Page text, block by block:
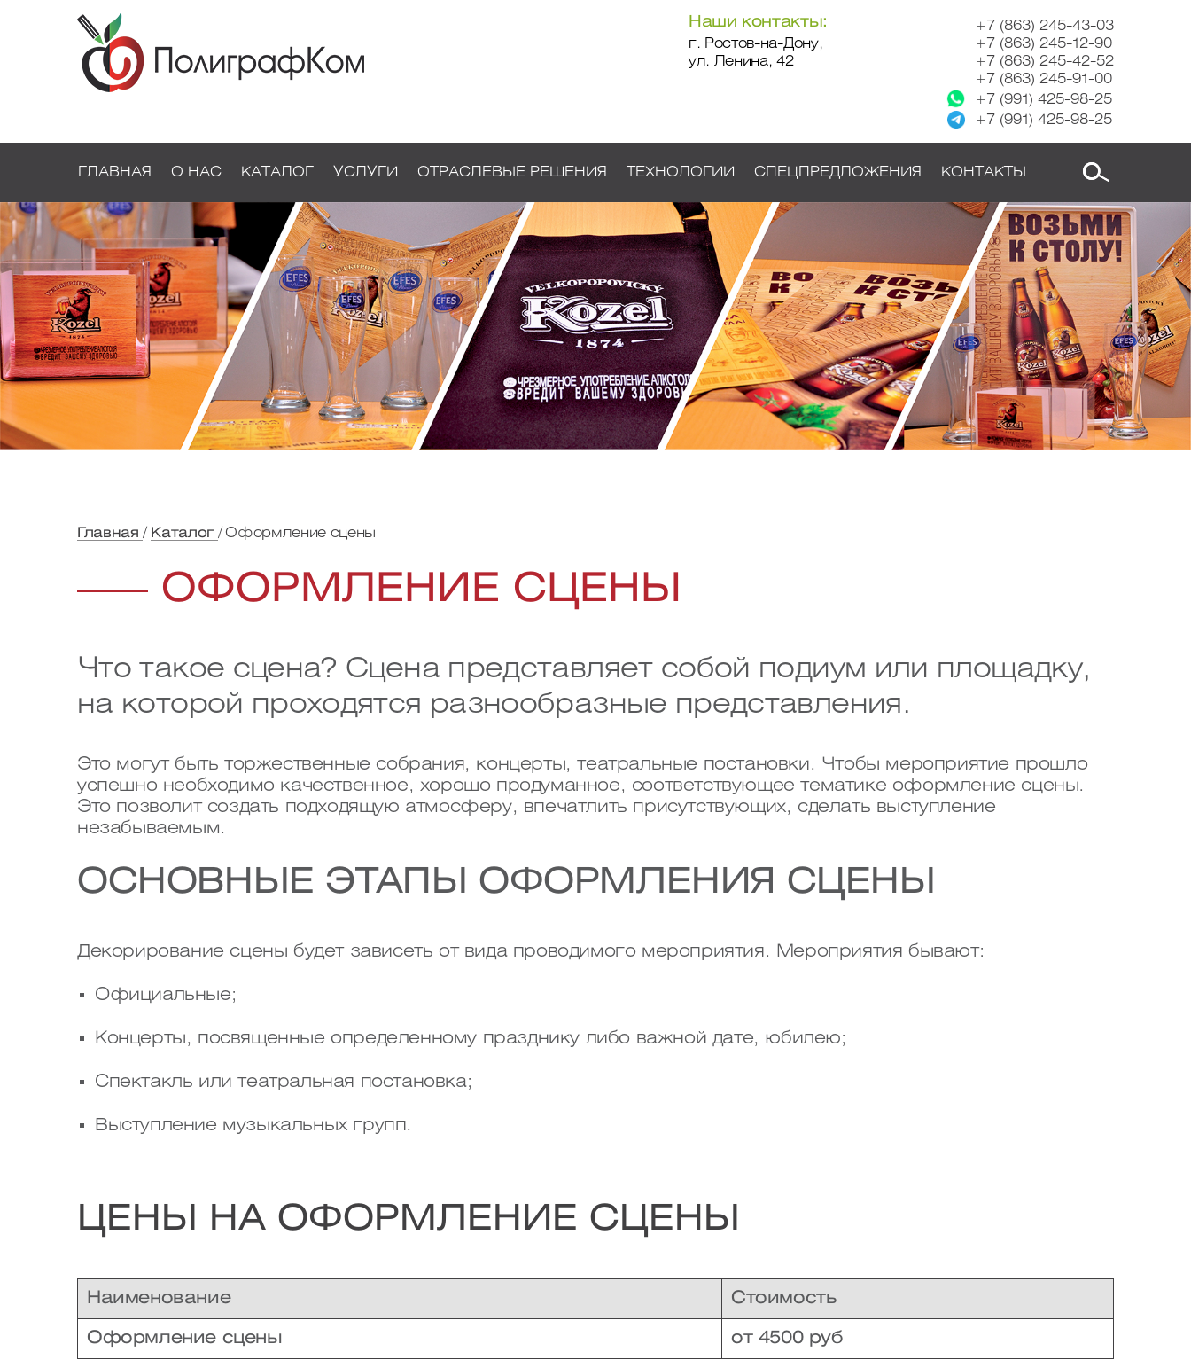
+7 (863) 245-43-03
+7 (863) 245-12-90
+7 (863) 245-42-52
+7 (863) 245-91-00
+7 (991) 425-98-25
+7 (991) 425-98-25
Наши контакты:
г. Ростов-на-Дону,
ул. Ленина, 42
ГЛАВНАЯ О НАС КАТАЛОГ УСЛУГИ ОТРАСЛЕВЫЕ РЕШЕНИЯ ТЕХНОЛОГИИ СПЕЦПРЕДЛОЖЕНИЯ КОНТАКТЫ
Главная Каталог Оформление сцены
ОФОРМЛЕНИЕ СЦЕНЫ
Что такое сцена? Сцена представляет собой подиум или площадку,
на которой проходятся разнообразные представления.
Это могут быть торжественные собрания, концерты, театральные постановки. Чтобы мероприятие прошло
успешно необходимо качественное, хорошо продуманное, соответствующее тематике оформление сцены.
Это позволит создать подходящую атмосферу, впечатлить присутствующих, сделать выступление
незабываемым.
ОСНОВНЫЕ ЭТАПЫ ОФОРМЛЕНИЯ СЦЕНЫ
Декорирование сцены будет зависеть от вида проводимого мероприятия. Мероприятия бывают:
Официальные;
Концерты, посвященные определенному празднику либо важной дате, юбилею;
Спектакль или театральная постановка;
Выступление музыкальных групп.
ЦЕНЫ НА ОФОРМЛЕНИЕ СЦЕНЫ
Наименование Стоимость
Оформление сцены от 4500 руб